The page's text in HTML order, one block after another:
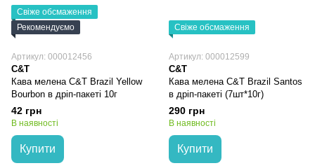
Свіже обсмаження
Рекомендуємо
Артикул: 000012456
C&T
Кава мелена C&T Brazil Yellow
Bourbon в дріп-пакеті 10г
42 грн
В наявності
Купити
Свіже обсмаження
Артикул: 000012599
C&T
Кава мелена C&T Brazil Santos
в дріп-пакеті (7шт*10г)
290 грн
В наявності
Купити